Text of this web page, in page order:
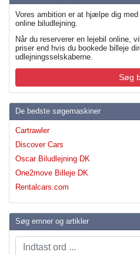
Vores ambition er at hjælpe dig
online biludlejning.
Når du reserverer en lejebil online,
priser end hvis du bookede billeje
udlejningsselskaberne.
Søg
De bedste søgemaskiner
Cartrawler
Discover Cars
Oscar Biludlejning DK
One2move Billeje DK
Rentalcars.com
Søg emner og artikler